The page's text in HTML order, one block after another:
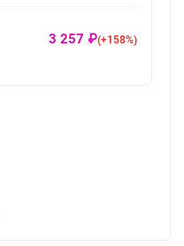
3 257 ₽(+158%)